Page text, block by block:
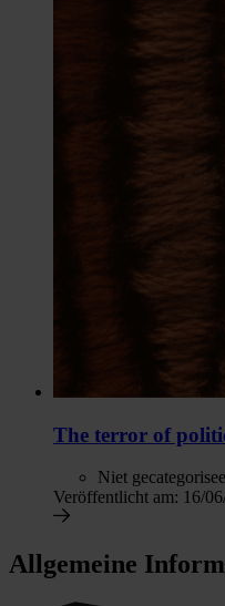
The terror of
Niet
Veröffentlicht am: 16/
Allgemeine